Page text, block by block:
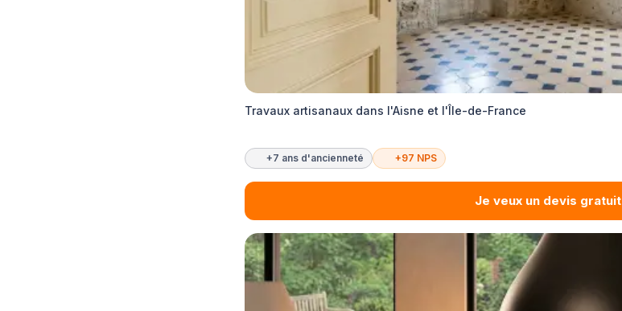
Travaux artisanaux dans l'Aisne et l'Île-de-France
+7 ans d'ancienneté +97 NPS
Je veux un devis gratuit